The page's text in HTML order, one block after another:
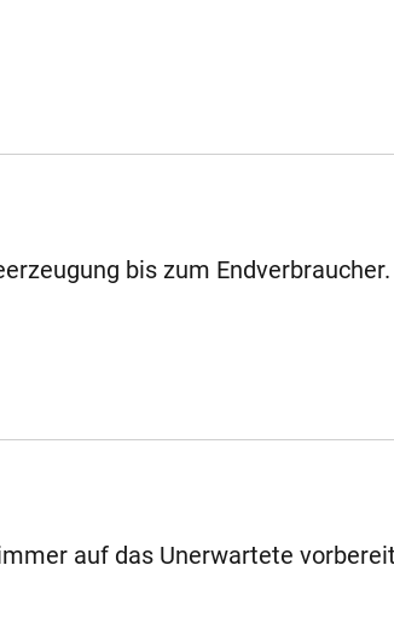
bis zum Endverbraucher.
auf das Unerwartete